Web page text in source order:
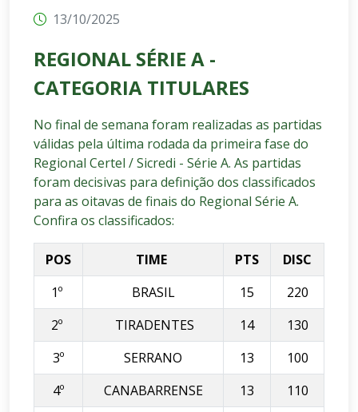
13/10/2025
REGIONAL SÉRIE A -
CATEGORIA TITULARES
No final de semana foram realizadas as partidas
válidas pela última rodada da primeira fase do
Regional Certel / Sicredi - Série A. As partidas
foram decisivas para definição dos classificados
para as oitavas de finais do Regional Série A.
Confira os classificados:
POS TIME PTS
DISC
1º
BRASIL 15
220
2º
TIRADENTES 14
130
3º
SERRANO 13
100
4º
CANABARRENSE 13
110